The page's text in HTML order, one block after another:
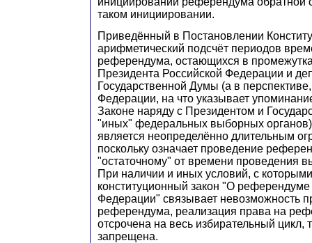
таком инициировании.
Приведённый в Постановлении
арифметический подсчёт периодов
референдума, остающихся в
Президента Российской Федерации и
Государственной Думы (а в
Федерации, на что указывает
Законе наряду с Президентом и
"иных" федеральных выборных
является неопределённо длительным
поскольку означает проведение
"остаточному" от времени проведения
При наличии и иных условий, с
конституционный закон "О референдуме
Федерации" связывает невозможность
референдума, реализация права на
отсрочена на весь избирательный цикл,
запрещена.